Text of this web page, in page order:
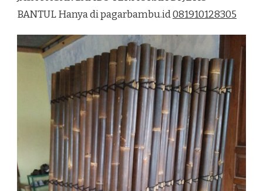
TERMURAH
DI
BANTUL Hanya di pagarbambu.id081910128305